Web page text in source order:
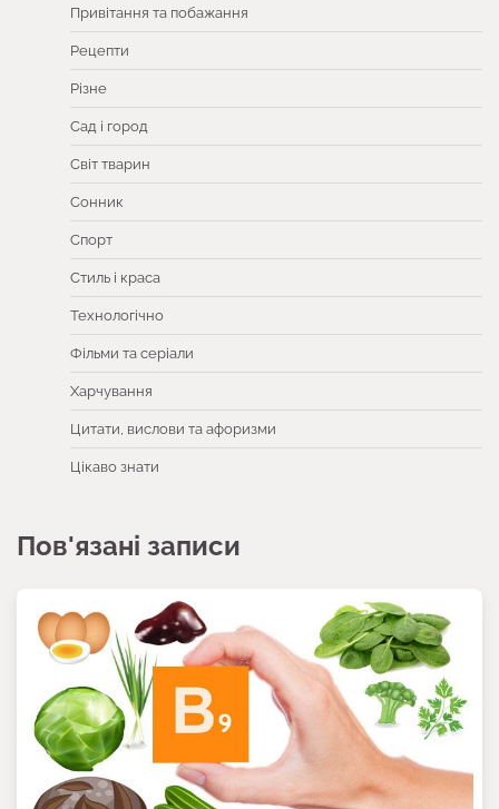
Привітання та побажання
Рецепти
Різне
Сад і город
Світ тварин
Сонник
Спорт
Стиль і краса
Технологічно
Фільми та серіали
Харчування
Цитати, вислови та афоризми
Цікаво знати
Пов'язані записи